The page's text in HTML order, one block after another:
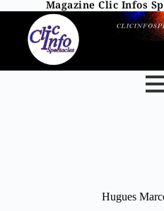
Magazine Clic Infos
Hugues